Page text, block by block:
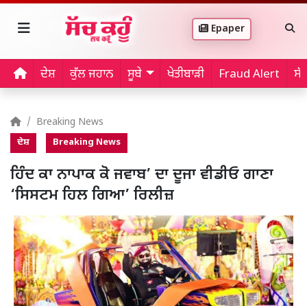
Epaper
ਦੇਸ਼ ਕੁੱਲ ਜਹਾਨ ਸੂਬੇ ਖੇਤੀਬਾੜੀ Fraud Alert
Breaking News
ਦੇਸ਼ Breaking News
ਹਿੰਦ ਕਾ ਨਾਪਾਕ ਕੋ ਜਵਾਬ’ ਦਾ ਦੂਜਾ ਵੀਡੀਓ ਗਾਣਾ
‘ਸਿਸਟਮ ਹਿਲ ਗਿਆ’ ਰਿਲੀਜ਼